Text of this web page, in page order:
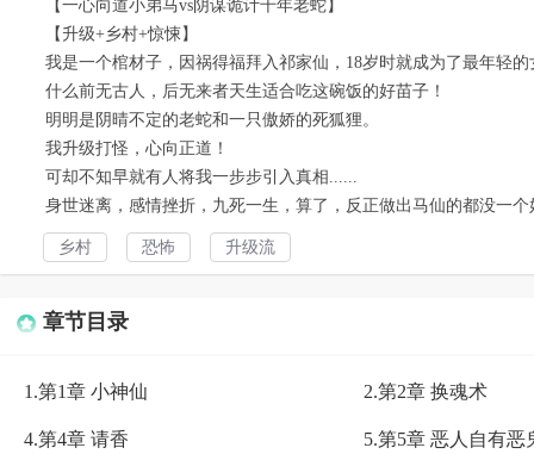
【一心向道小弟马vs阴谋诡计千年老蛇】
【升级+乡村+惊悚】
我是一个棺材子，因祸得福拜入祁家仙，18岁时就成为了最年轻的
什么前无古人，后无来者天生适合吃这碗饭的好苗子！
明明是阴晴不定的老蛇和一只傲娇的死狐狸。
我升级打怪，心向正道！
可却不知早就有人将我一步步引入真相......
身世迷离，感情挫折，九死一生，算了，反正做出马仙的都没一个
乡村 恐怖 升级流
章节目录
1.第1章 小神仙 2.第2章 换魂术
4.第4章 请香 5.第5章 恶人自有恶